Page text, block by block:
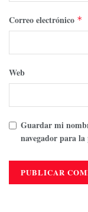
Correo electrónico *
Web
Guardar mi
navegador para